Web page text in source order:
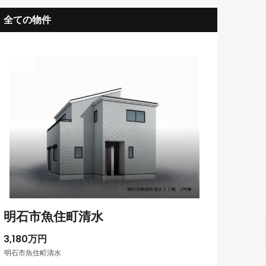
全ての物件
1,190万円
明石市二見町福里